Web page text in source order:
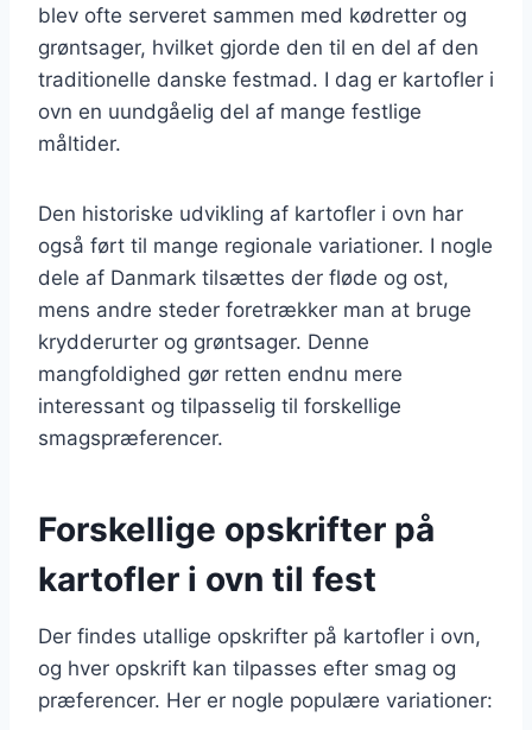
blev ofte serveret sammen med kødretter og
grøntsager, hvilket gjorde den til en del af den
traditionelle danske festmad. I dag er kartofler i
ovn en uundgåelig del af mange festlige
måltider.
Den historiske udvikling af kartofler i ovn har
også ført til mange regionale variationer. I nogle
dele af Danmark tilsættes der fløde og ost,
mens andre steder foretrækker man at bruge
krydderurter og grøntsager. Denne
mangfoldighed gør retten endnu mere
interessant og tilpasselig til forskellige
smagspræferencer.
Forskellige opskrifter på
kartofler i ovn til fest
Der findes utallige opskrifter på kartofler i ovn,
og hver opskrift kan tilpasses efter smag og
præferencer. Her er nogle populære variationer: